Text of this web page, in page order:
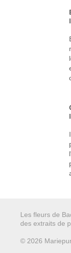
Les fleurs de
des extraits de
© 2026